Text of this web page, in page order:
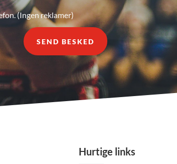
(Ingen reklamer)
SEND BESKED
Hurtige links